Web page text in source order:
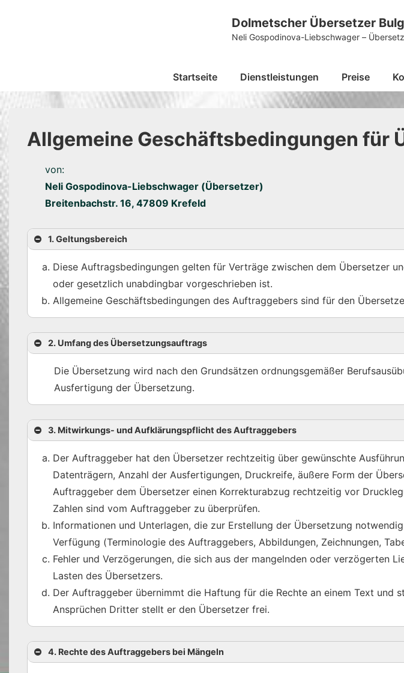
Dolmetscher Übersetzer
Neli Gospodinova-Liebschwager –
Hauptnavigation
Startseite Dienstleistungen Preise
Allgemeine Geschäftsbedingungen für
von:
Neli Gospodinova-Liebschwager (Übersetzer)
Breitenbachstr. 16, 47809 Krefeld
1. Geltungsbereich
Diese Auftragsbedingungen gelten für Verträge zwischen dem Übersetzer
oder gesetzlich unabdingbar vorgeschrieben ist.
Allgemeine Geschäftsbedingungen des Auftraggebers sind für den
2. Umfang des Übersetzungsauftrags
Die Übersetzung wird nach den Grundsätzen ordnungsgemäßer
Ausfertigung der Übersetzung.
3. Mitwirkungs- und Aufklärungspflicht des Auftraggebers
Der Auftraggeber hat den Übersetzer rechtzeitig über gewünschte
Datenträgern, Anzahl der Ausfertigungen, Druckreife, äußere Form der
Auftraggeber dem Übersetzer einen Korrekturabzug rechtzeitig vor
Zahlen sind vom Auftraggeber zu überprüfen.
Informationen und Unterlagen, die zur Erstellung der Übersetzung
Verfügung (Terminologie des Auftraggebers, Abbildungen, Zeichnungen,
Fehler und Verzögerungen, die sich aus der mangelnden oder verzögerten
Lasten des Übersetzers.
Der Auftraggeber übernimmt die Haftung für die Rechte an einem Text
Ansprüchen Dritter stellt er den Übersetzer frei.
4. Rechte des Auftraggebers bei Mängeln